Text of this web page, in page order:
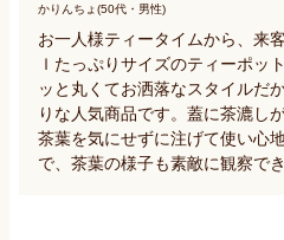
かりんちょ(50代・男性)
お一人様ティータイムから、来
ｌたっぷりサイズのティーポッ
ッと丸くてお洒落なスタイルだ
りな人気商品です。蓋に茶漉し
茶葉を気にせずに注げて使い心
で、茶葉の様子も素敵に観察でき